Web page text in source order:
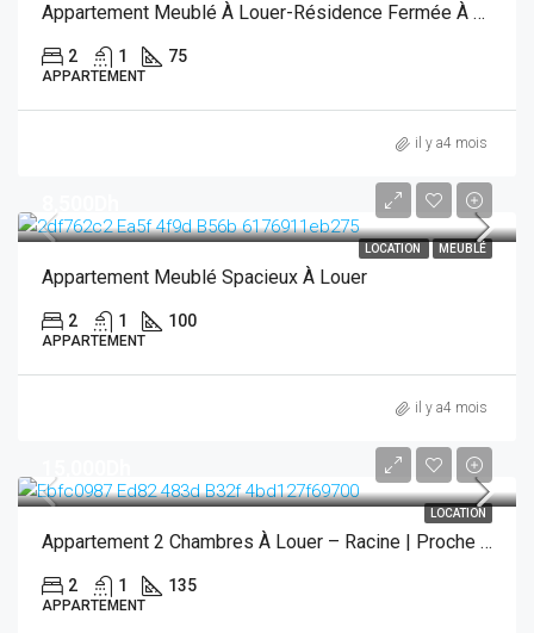
Appartement Meublé À Louer-Résidence Fermée À A Coté De Casanearshore
2 1 75
APPARTEMENT
il y a4 mois
LOCATION MEUBLÉ
Appartement Meublé Spacieux À Louer
2 1 100
APPARTEMENT
il y a4 mois
LOCATION
Appartement 2 Chambres À Louer – Racine | Proche Hôtel Gray Boutique Hotel
2 1 135
APPARTEMENT